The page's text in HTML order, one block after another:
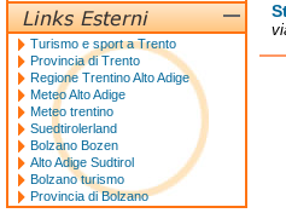
Turismo e sport a Trento
Provincia di Trento
Regione Trentino Alto Adige
Meteo Alto Adige
Meteo trentino
Suedtirolerland
Bolzano Bozen
Alto Adige Sudtirol
Bolzano turismo
Provincia di Bolzano